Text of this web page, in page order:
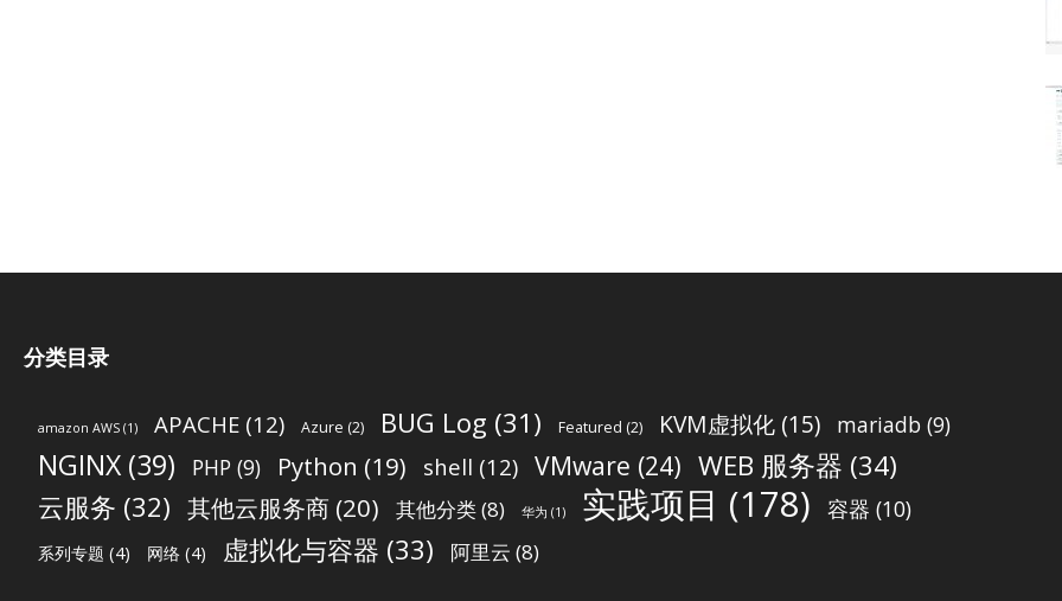
分类目录
amazon AWS (1) APACHE (12) Azure (2) BUG Log (31) Featured (2) KVM虚拟化 (15) mariadb (9)
NGINX (39) PHP (9) Python (19) shell (12) VMware (24) WEB 服务器 (34)
云服务 (32) 其他云服务商 (20) 其他分类(8) 华为 (1) 实践项目 (178) 容器 (10)
系列专题 (4) 网络 (4) 虚拟化与容器 (33) 阿里云 (8)